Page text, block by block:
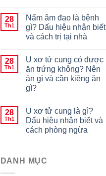
28
Th1
Nấm âm đạo là bệnh
gì? Dấu hiệu nhận biết
và cách trị tại nhà
28
Th1
U xơ tử cung có được
ăn trứng không? Nên
ăn gì và cần kiêng ăn
gì?
28
Th1
U xơ tử cung là gì?
Dấu hiệu nhận biết và
cách phòng ngừa
DANH MỤC